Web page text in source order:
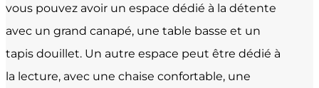
vous pouvez avoir un espace dédié à la détente
avec un grand canapé, une table basse et un
tapis douillet. Un autre espace peut être dédié à
la lecture, avec une chaise confortable, une